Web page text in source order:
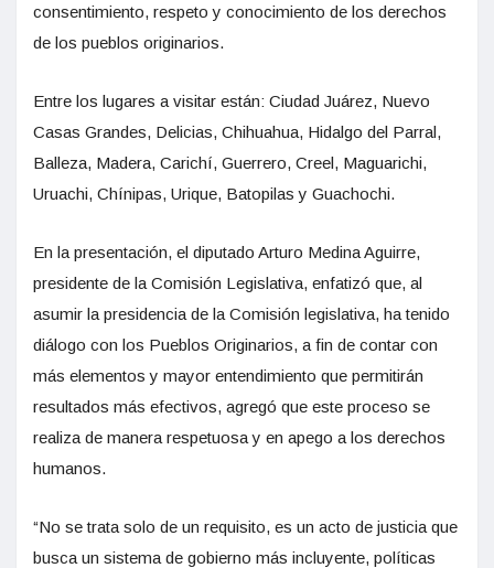
consentimiento, respeto y conocimiento de los derechos
de los pueblos originarios.
Entre los lugares a visitar están: Ciudad Juárez, Nuevo
Casas Grandes, Delicias, Chihuahua, Hidalgo del Parral,
Balleza, Madera, Carichí, Guerrero, Creel, Maguarichi,
Uruachi, Chínipas, Urique, Batopilas y Guachochi.
En la presentación, el diputado Arturo Medina Aguirre,
presidente de la Comisión Legislativa, enfatizó que, al
asumir la presidencia de la Comisión legislativa, ha tenido
diálogo con los Pueblos Originarios, a fin de contar con
más elementos y mayor entendimiento que permitirán
resultados más efectivos, agregó que este proceso se
realiza de manera respetuosa y en apego a los derechos
humanos.
“No se trata solo de un requisito, es un acto de justicia que
busca un sistema de gobierno más incluyente, políticas